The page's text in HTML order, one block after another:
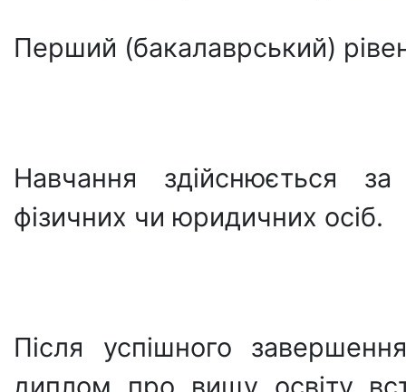
Перший (бакалаврський)
Навчання здійснюється
фізичних чи юридичних осіб.
Після успішного